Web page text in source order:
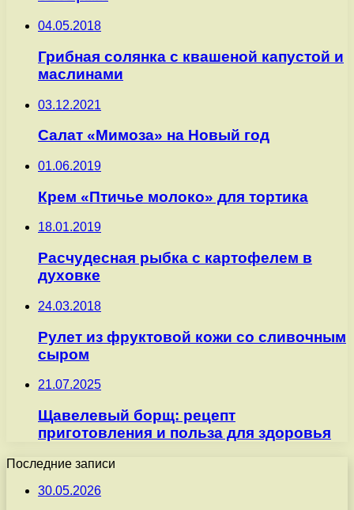
04.05.2018
Грибная солянка с квашеной капустой и
маслинами
03.12.2021
Салат «Мимоза» на Новый год
01.06.2019
Крем «Птичье молоко» для тортика
18.01.2019
Расчудесная рыбка с картофелем в
духовке
24.03.2018
Рулет из фруктовой кожи со сливочным
сыром
21.07.2025
Щавелевый борщ: рецепт
приготовления и польза для здоровья
Последние записи
30.05.2026